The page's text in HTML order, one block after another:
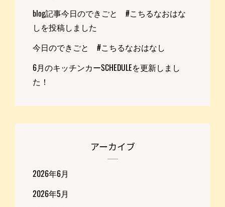
blog記事今日のできごと #こちるなおはな
しを投稿しました
今日のできごと #こちるなおはなし
6月のキッチンカーSCHEDULEを更新しまし
た！
アーカイブ
2026年6月
2026年5月